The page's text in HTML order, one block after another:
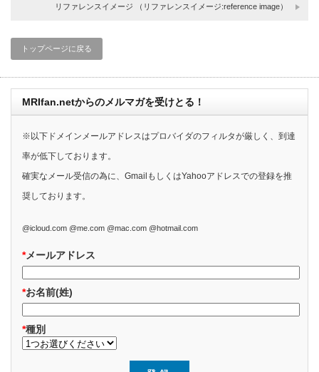
リファレンスイメージ （リファレンスイメージ:reference image）
トップページに戻る
MRIfan.netからのメルマガを受けとる！
※以下ドメインメールアドレスはプロバイダのフィルタが厳しく、到達
率が低下しております。
確実なメール受信の為に、GmailもしくはYahooアドレスでの登録を推
奨しております。
@icloud.com @me.com @mac.com @hotmail.com
*メールアドレス
*お名前(姓)
*種別